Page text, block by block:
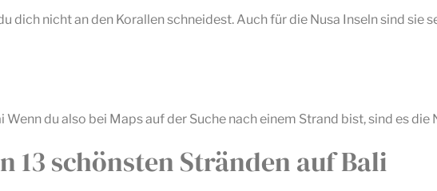
dich nicht an den Korallen schneidest. Auch für die Nusa Inseln sind sie
du also bei Maps auf der Suche nach einem Strand bist, sind es die
13 schönsten Stränden auf Bali